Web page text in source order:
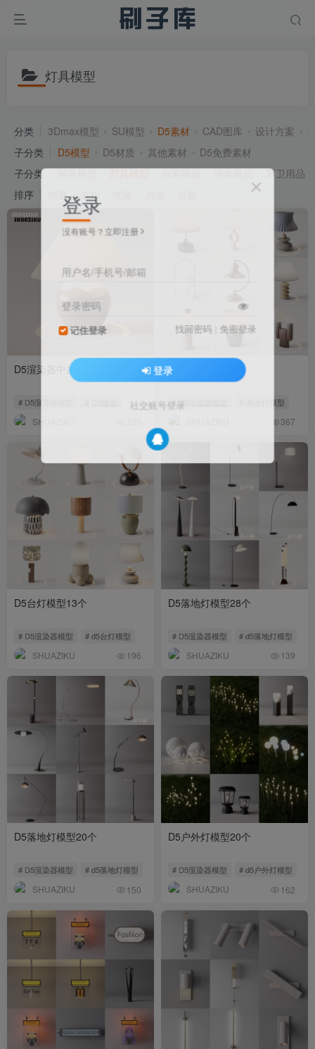
灯具模型
分类 3Dmax模型 SU模型 D5素材 CAD图库 设计方案
子分类
D5模型 D5材质 其他素材
D5免费素材
子分类
厨卫用品
排序
销量 发布
D5渲染器中式灯具模型6个
# D5渲染器模型
SHUAZIKU
D5台灯模型20个
# D5渲染器模型 # d5台灯模型
367
D5台灯模型13个
# D5渲染器模型 # d5台灯模型
SHUAZIKU 196
D5落地灯模型28个
# D5渲染器模型 # d5落地灯模型
SHUAZIKU 139
D5落地灯模型20个
# D5渲染器模型 # d5落地灯模型
SHUAZIKU 150
D5户外灯模型20个
# D5渲染器模型 # d5户外灯模型
SHUAZIKU 162
登录
没有账号？立即注册
用户名/手机号/邮箱
登录密码
记住登录 找回密码 免密登录
登录
社交账号登录